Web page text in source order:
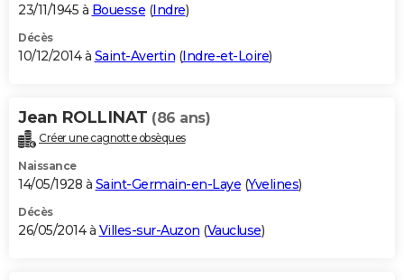
23/11/1945 à Bouesse (Indre)
Décès
10/12/2014 à Saint-Avertin (Indre-et-Loire)
Jean ROLLINAT (86 ans)
Créer une cagnotte obsèques
Naissance
14/05/1928 à Saint-Germain-en-Laye (Yvelines)
Décès
26/05/2014 à Villes-sur-Auzon (Vaucluse)